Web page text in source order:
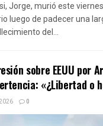
Jorge, murió este
luego de padecer una
del...
sobre EEUU por
«¿Libertad o
0